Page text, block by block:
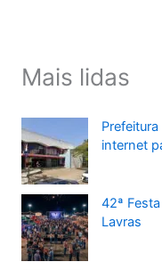
Mais lidas
internet
42ª
Lavras